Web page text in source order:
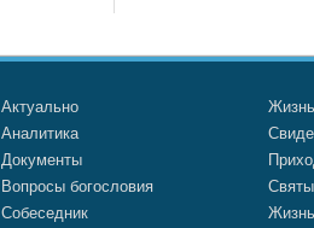
Актуально
Аналитика
Документы
Вопросы богословия
Собеседник